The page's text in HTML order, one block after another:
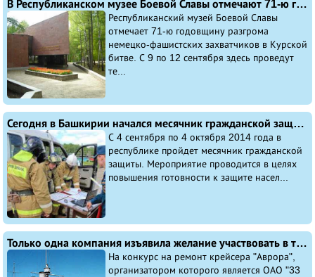
В Республиканском музее Боевой Славы отмечают 71-ю годовщину Курской битвы
Республиканский музей Боевой Славы
отмечает 71-ю годовщину разгрома
немецко-фашистских захватчиков в Курской
битве. С 9 по 12 сентября здесь проведут
те...
Сегодня в Башкирии начался месячник гражданской защиты
С 4 сентября по 4 октября 2014 года в
республике пройдет месячник гражданской
защиты. Мероприятие проводится в целях
повышения готовности к защите насел...
Только одна компания изъявила желание участвовать в тендере на ремонт знаменитого крейсера «Аврора»
На конкурс на ремонт крейсера "Аврора",
организатором которого является ОАО "33